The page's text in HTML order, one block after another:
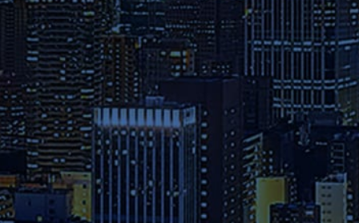
本学へのご出願を検討されてい
る方は、お早めに出願期間・試
験日程・提出書類・納入金など
の詳細をご確認ください。
資料請求